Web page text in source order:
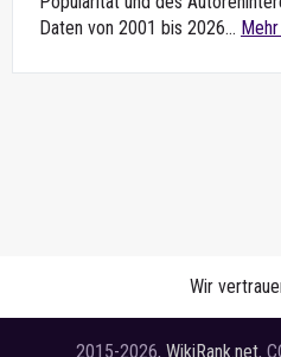
Daten von 2001 bis 2026...
Wir
2015-2026, WikiRank.net,